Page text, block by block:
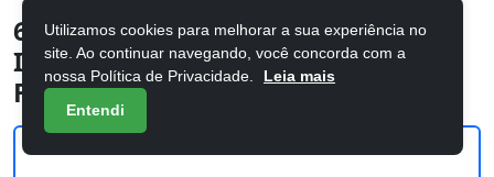
6. Ar Condicionado Hi Wall LG Dual
Inverter Voice 9.000 Btus Quente e
Fri
Utilizamos cookies para melhorar a sua experiência no
site. Ao continuar navegando, você concorda com a
nossa Política de Privacidade.
Leia mais
Entendi